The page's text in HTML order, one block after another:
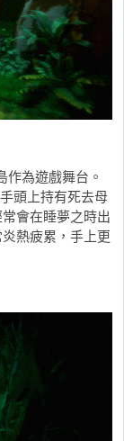
作為遊戲舞台。
頭上持有死去母
會在睡夢之時出
熱疲累，手上更